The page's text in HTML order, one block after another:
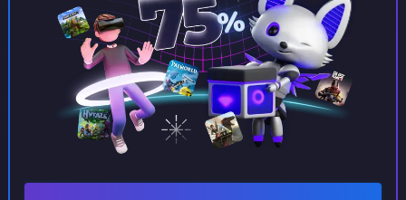
Oferecemos uma grande variedade de funcionalidades
que melhoram a sua experiência de jogo e fornecemos
o hardware mais potente ao melhor preço.